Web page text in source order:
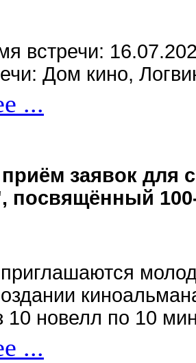
встречи:
Дом кино,
...
заявок для
посвящённый
приглашаются
10 новелл по 10
...